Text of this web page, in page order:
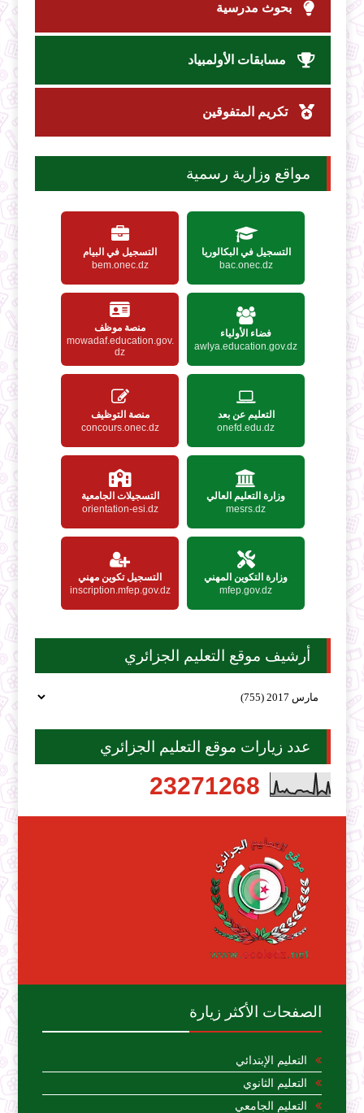
بحوث مدرسية
مسابقات الأولمبياد
تكريم المتفوقين
مواقع وزارية رسمية
التسجيل في البكالوريا
bac.onec.dz
التسجيل في البيام
bem.onec.dz
فضاء الأولياء
awlya.education.gov.dz
منصة موظف
mowadaf.education.gov.
dz
التعليم عن بعد
onefd.edu.dz
منصة التوظيف
concours.onec.dz
وزارة التعليم العالي
mesrs.dz
التسجيلات الجامعية
orientation-esi.dz
وزارة التكوين المهني
mfep.gov.dz
التسجيل تكوين مهني
inscription.mfep.gov.dz
أرشيف موقع التعليم الجزائري
عدد زيارات موقع التعليم الجزائري
23271268
الصفحات الأكثر زيارة
التعليم الإبتدائي
التعليم الثانوي
التعليم الجامعي